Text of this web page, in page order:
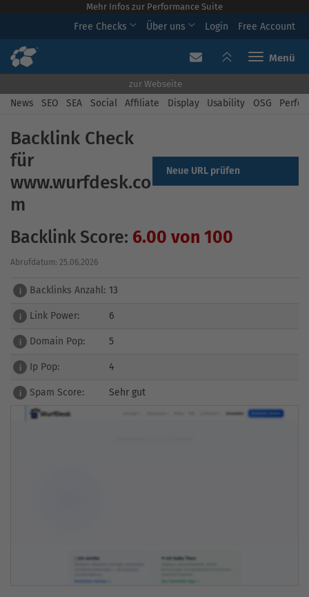
Mehr Infos zur Performance Suite
Free Checks Über uns Login Free Account
Toggle
zur Webseite
News SEO SEA Social Affiliate Display Usability OSG
Backlink Check
für
www.wurfdesk.co
m
Neue URL prüfen
Backlink Score: 6.00 von 100
Abrufdatum: 25.06.2026
i Backlinks Anzahl: 13
i Link Power: 6
i Domain Pop: 5
i Ip Pop: 4
i Spam Score: Sehr gut